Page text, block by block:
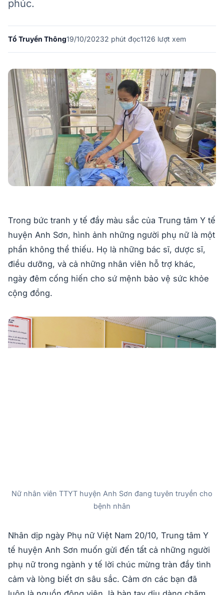
phúc.
Tổ Truyền Thông19/10/20232 phút đọc1126 lượt xem
Trong bức tranh y tế đầy màu sắc của Trung tâm Y tế
huyện Anh Sơn, hình ảnh những người phụ nữ là một
phần không thể thiếu. Họ là những bác sĩ, dược sĩ,
điều dưỡng, và cả những nhân viên hỗ trợ khác,
ngày đêm cống hiến cho sứ mệnh bảo vệ sức khỏe
cộng đồng.
Nữ nhân viên TTYT huyện Anh Sơn đang tuyên truyền cho
bệnh nhân
Nhân dịp ngày Phụ nữ Việt Nam 20/10, Trung tâm Y
tế huyện Anh Sơn muốn gửi đến tất cả những người
phụ nữ trong ngành y tế lời chúc mừng tràn đầy tình
cảm và lòng biết ơn sâu sắc. Cảm ơn các bạn đã